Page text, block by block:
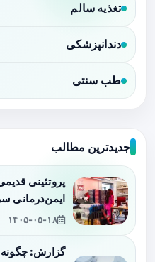
تغذیه سالم
دندانپزشکی
طب سنتی
جدیدترین مطالب
پروتئینی
ایمن‌درمانی
۱۴۰۵-۰۵-۱۸
گزارش: